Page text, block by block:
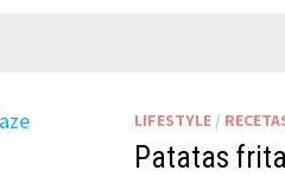
LIFESTYLE /
Patatas